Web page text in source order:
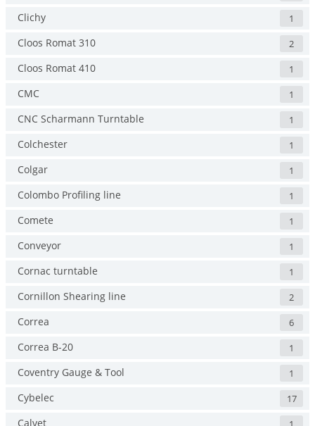
Clichy 1
Cloos Romat 310 2
Cloos Romat 410 1
CMC 1
CNC Scharmann Turntable 1
Colchester 1
Colgar 1
Colombo Profiling line 1
Comete 1
Conveyor 1
Cornac turntable 1
Cornillon Shearing line 2
Correa 6
Correa B-20 1
Coventry Gauge & Tool 1
Cybelec 17
Calvet